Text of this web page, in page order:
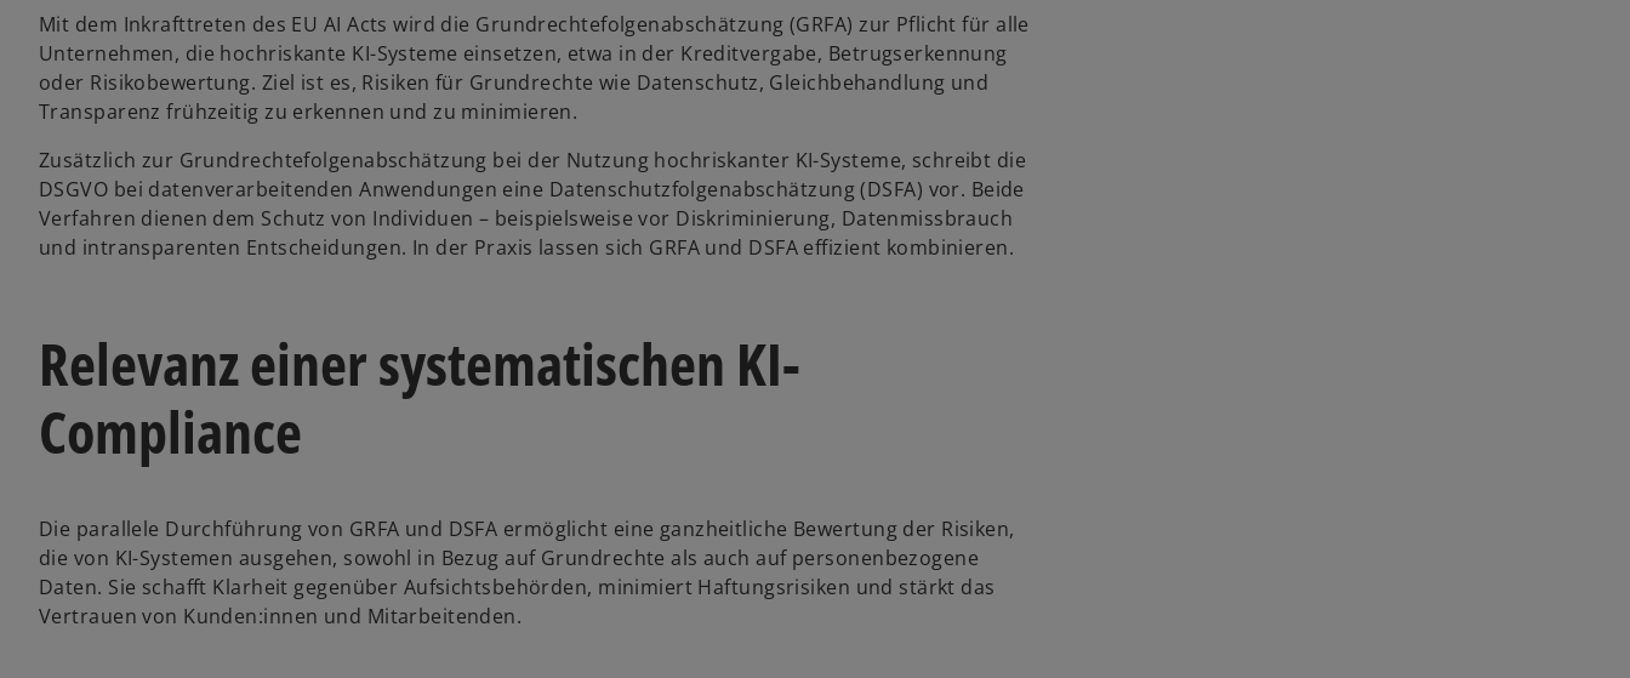
Mit dem Inkrafttreten des EU AI Acts wird die Grundrechtefolgenabschätzung (GRFA) zur Pflicht für alle
Unternehmen, die hochriskante KI-Systeme einsetzen, etwa in der Kreditvergabe, Betrugserkennung
oder Risikobewertung. Ziel ist es, Risiken für Grundrechte wie Datenschutz, Gleichbehandlung und
Transparenz frühzeitig zu erkennen und zu minimieren.
Zusätzlich zur Grundrechtefolgenabschätzung bei der Nutzung hochriskanter KI-Systeme, schreibt die
DSGVO bei datenverarbeitenden Anwendungen eine Datenschutzfolgenabschätzung (DSFA) vor. Beide
Verfahren dienen dem Schutz von Individuen – beispielsweise vor Diskriminierung, Datenmissbrauch
und intransparenten Entscheidungen. In der Praxis lassen sich GRFA und DSFA effizient kombinieren.
Relevanz einer systematischen KI-
Compliance
Die parallele Durchführung von GRFA und DSFA ermöglicht eine ganzheitliche Bewertung der Risiken,
die von KI-Systemen ausgehen, sowohl in Bezug auf Grundrechte als auch auf personenbezogene
Daten. Sie schafft Klarheit gegenüber Aufsichtsbehörden, minimiert Haftungsrisiken und stärkt das
Vertrauen von Kunden:innen und Mitarbeitenden.